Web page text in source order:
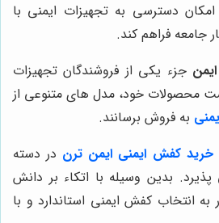
دسترسی به تجهیزات ایمنی با
جامعه فراهم کند.
جزء یکی از فروشندگان تجهیزات
محصولات خود، مدل های متنوعی از
به فروش برسانند.
خرید کفش ایمنی ایمن ترن در دسته
بدین وسیله با اتکاء بر دانش
به انتخاب کفش ایمنی استاندارد و با